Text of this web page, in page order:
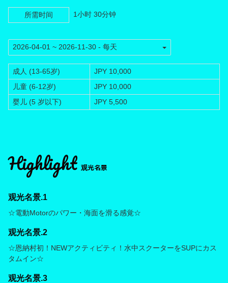
所需时间 1小时 30分钟
成人 (13-65岁)
JPY 10,000
儿童 (6-12岁)
JPY 10,000
婴儿 (5 岁以下)
JPY 5,500
Highlight 观光名景
观光名景.1
☆電動Motorのパワー・海面を滑る感覚☆
观光名景.2
☆恩納村初！NEWアクティビティ！水中スクーターをSUPにカス
タムイン☆
观光名景.3